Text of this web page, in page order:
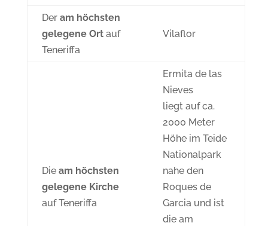
Der am höchsten
gelegene Ortauf
Teneriffa
Vilaflor
Die am höchsten
gelegene Kirche
auf Teneriffa
Ermita de las
Nieves
liegt auf ca.
2000 Meter
Höhe im Teide
Nationalpark
nahe den
Roques de
Garcia und ist
die am